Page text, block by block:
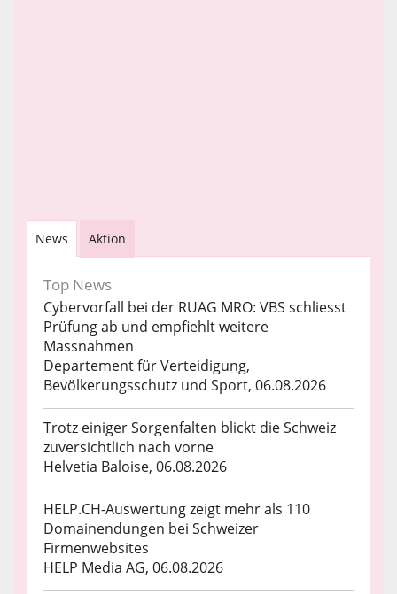
News Aktion
Top News
Cybervorfall bei der RUAG MRO: VBS schliesst
Prüfung ab und empfiehlt weitere
Massnahmen
Departement für Verteidigung,
Bevölkerungsschutz und Sport, 06.08.2026
Trotz einiger Sorgenfalten blickt die Schweiz
zuversichtlich nach vorne
Helvetia Baloise, 06.08.2026
HELP.CH-Auswertung zeigt mehr als 110
Domainendungen bei Schweizer
Firmenwebsites
HELP Media AG, 06.08.2026